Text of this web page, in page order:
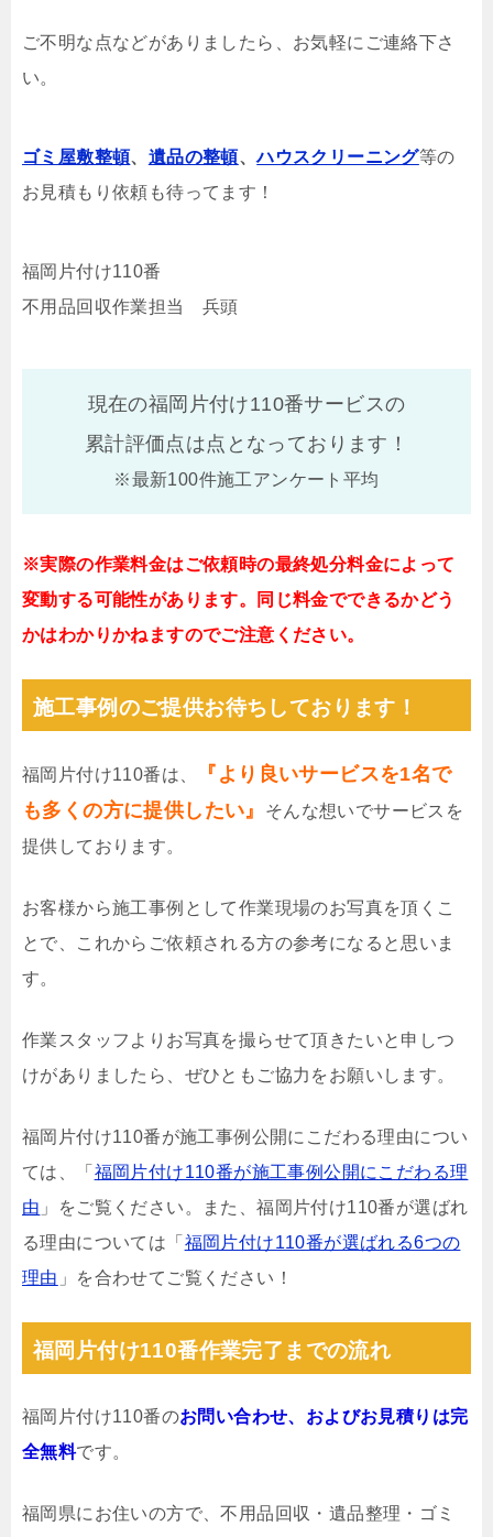
ご不明な点などがありましたら、お気軽にご連絡下さ
い。
ゴミ屋敷整頓、 遺品の整頓、ハウスクリーニング等の
お見積もり依頼も待ってます！
福岡片付け110番
不用品回収作業担当 兵頭
現在の福岡片付け110番サービスの
累計評価点は点となっております！
※最新100件施工アンケート平均
※実際の作業料金はご依頼時の最終処分料金によって
変動する可能性があります。同じ料金でできるかどう
かはわかりかねますのでご注意ください。
施工事例のご提供お待ちしております！
福岡片付け110番は、
『より良いサービスを1名で
も多くの方に提供したい』
そんな想いでサービスを
提供しております。
お客様から施工事例として作業現場のお写真を頂くこ
とで、これからご依頼される方の参考になると思いま
す。
作業スタッフよりお写真を撮らせて頂きたいと申しつ
けがありましたら、ぜひともご協力をお願いします。
福岡片付け110番が施工事例公開にこだわる理由につい
ては、「 福岡片付け110番が施工事例公開にこだわる理
由 」をご覧ください。また、福岡片付け110番が選ばれ
る理由については「 福岡片付け110番が選ばれる6つの
理由 」を合わせてご覧ください！
福岡片付け110番作業完了までの流れ
福岡片付け110番のお問い合わせ、およびお見積りは完
全無料です。
福岡県にお住いの方で、不用品回収・遺品整理・ゴミ